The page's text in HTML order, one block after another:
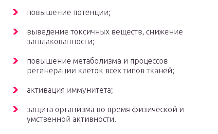
повышение потенции;
выведение токсичных веществ, снижение
зашлакованности;
повышение метаболизма и процессов
регенерации клеток всех типов тканей;
активация иммунитета;
защита организма во время физической и
умственной активности.